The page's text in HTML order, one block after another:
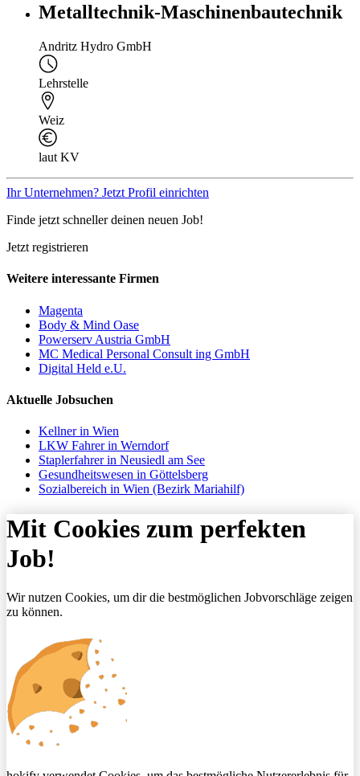
Metalltechnik-Maschinenbautechnik
Andritz Hydro GmbH
Lehrstelle
Weiz
laut KV
Ihr Unternehmen? Jetzt Profil einrichten
Finde jetzt schneller deinen neuen Job!
Jetzt registrieren
Weitere interessante Firmen
Magenta
Body & Mind Oase
Powerserv Austria GmbH
MC Medical Personal Consult ing GmbH
Digital Held e.U.
Aktuelle Jobsuchen
Kellner in Wien
LKW Fahrer in Werndorf
Staplerfahrer in Neusiedl am See
Gesundheitswesen in Göttelsberg
Sozialbereich in Wien (Bezirk Mariahilf)
Mit Cookies zum perfekten
Job!
Wir nutzen Cookies, um dir die bestmöglichen Jobvorschläge zeigen
zu können.